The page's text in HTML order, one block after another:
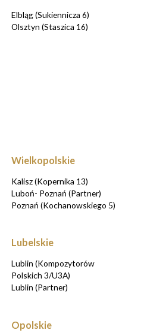
Elbląg (Sukiennicza 6)
Olsztyn (Staszica 16)
Wielkopolskie
Kalisz (Kopernika 13)
Luboń- Poznań (Partner)
Poznań (Kochanowskiego 5)
Lubelskie
Lublin (Kompozytorów
Polskich 3/U3A)
Lublin (Partner)
Opolskie